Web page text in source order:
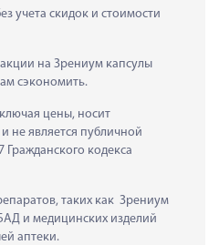
учета скидок и стоимости
на Зрениум капсулы
сэкономить.
цены, носит
не является публичной
Гражданского кодекса
таких как  Зрениум
и медицинских изделий
аптеки.